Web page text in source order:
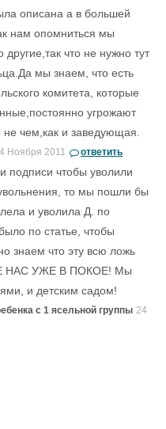
описана а в большей
нам опомниться мы
что не нужно тут
мы знаем, что есть
комитета, которые
угрожают
чем,как и заведующая.
Ноября 2011 ответить
подписи чтобы уволили
то мы пошли бы
и уволила Д. по
по статье, чтобы
знаем что эту всю ложь
НАС УЖЕ В ПОКОЕ! Мы
и детским садом!
с 1 ясельной группы 24